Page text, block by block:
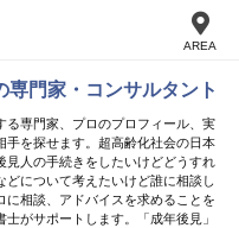
AREA
門家・コンサルタント
る専門家、プロのプロフィール、実
手を探せます。超高齢化社会の日本
見人の手続きをしたいけどどうすれ
について考えたいけど誰に相談し
相談、アドバイスを求めることを
がサポートします。「成年後見」